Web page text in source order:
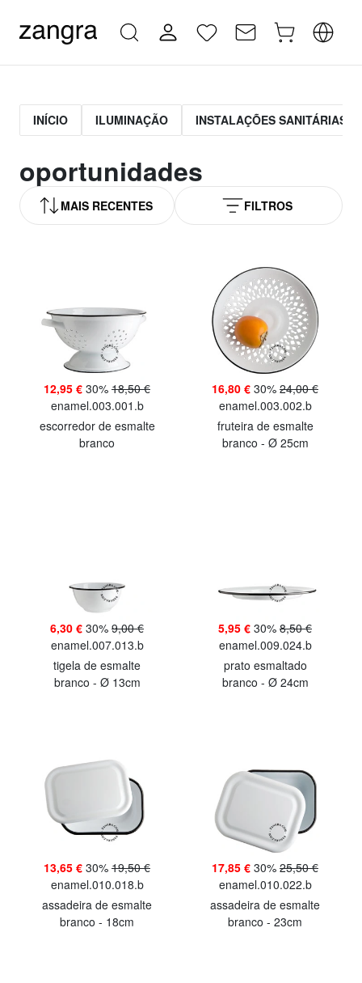
INÍCIO ILUMINAÇÃO INSTALAÇÕES SANITÁRIAS
oportunidades
MAIS RECENTES FILTROS
12,95 € 30% 18,50 €
enamel.003.001.b
escorredor de esmalte
branco
16,80 € 30% 24,00 €
enamel.003.002.b
fruteira de esmalte
branco - Ø 25cm
6,30 € 30% 9,00 €
enamel.007.013.b
tigela de esmalte
branco - Ø 13cm
5,95 € 30% 8,50 €
enamel.009.024.b
prato esmaltado
branco - Ø 24cm
13,65 € 30% 19,50 €
enamel.010.018.b
assadeira de esmalte
branco - 18cm
17,85 € 30% 25,50 €
enamel.010.022.b
assadeira de esmalte
branco - 23cm